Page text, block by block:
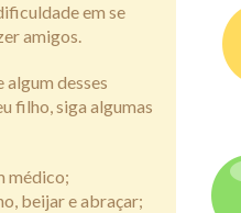
em se
amigos.
algum desses
filho, siga algumas
médico;
beijar e abraçar;